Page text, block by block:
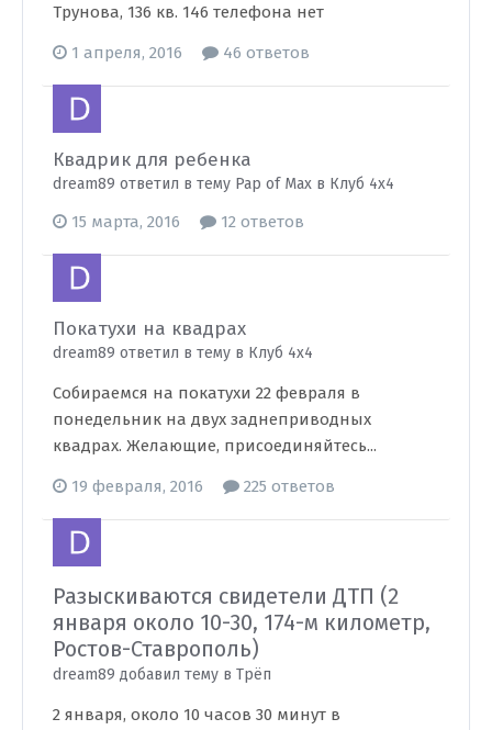
Трунова, 136 кв. 146 телефона нет
1 апреля, 2016 46 ответов
Квадрик для ребенка
dream89 ответил в тему Pap of Max в Клуб 4х4
15 марта, 2016 12 ответов
Покатухи на квадрах
dream89 ответил в тему в Клуб 4х4
Собираемся на покатухи 22 февраля в
понедельник на двух заднеприводных
квадрах. Желающие, присоединяйтесь...
19 февраля, 2016 225 ответов
Разыскиваются свидетели ДТП (2
января около 10-30, 174-м километр,
Ростов-Ставрополь)
dream89 добавил тему в Трёп
2 января, около 10 часов 30 минут в